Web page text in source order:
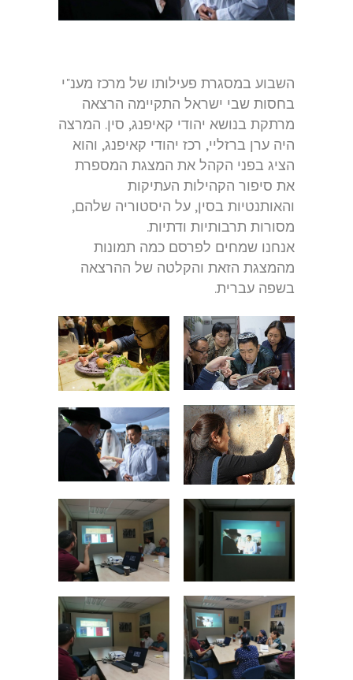
השבוע במסגרת פעילותו של מרכז מענ"י
בחסות שבי ישראל התקיימה הרצאה
מרתקת בנושא יהודי קאיפנג, סין. המרצה
היה ערן ברזליי, רכז יהודי קאיפנג, והוא
הציג בפני הקהל את המצגת המספרת
את סיפור הקהילות העתיקות
והאותנטיות בסין, על היסטוריה שלהם,
מסורות תרבותיות ודתיות.
אנחנו שמחים לפרסם כמה תמונות
מהמצגת הזאת והקלטה של ההרצאה
בשפה עברית.